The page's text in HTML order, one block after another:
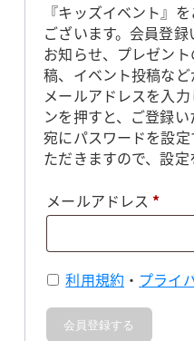
『キッズイベント』
ございます。会員登
お知らせ、プレゼン
稿、イベント投稿など
メールアドレスを入
ンを押すと、ご登録
宛にパスワードを設
ただきますので、設定
メールアドレス *必
利用規約 ・ プライ
会員登録する